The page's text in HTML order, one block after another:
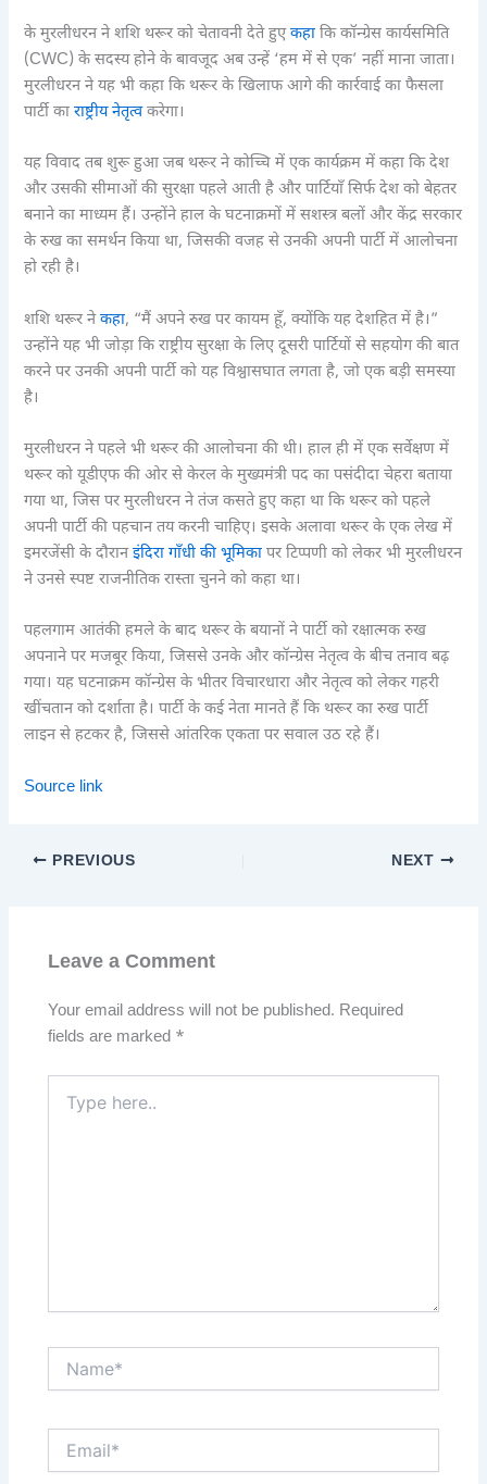
के मुरलीधरन ने शशि थरूर को चेतावनी देते हुएकहा कि कॉन्ग्रेस कार्यसमिति
(CWC) के सदस्य होने के बावजूद अब उन्हें ‘हम में से एक’ नहीं माना जाता।
मुरलीधरन ने यह भी कहा कि थरूर के खिलाफ आगे की कार्रवाई का फैसला
पार्टी काराष्ट्रीय नेतृत्वकरेगा।
यह विवाद तब शुरू हुआ जब थरूर ने कोच्चि में एक कार्यक्रम में कहा कि देश
और उसकी सीमाओं की सुरक्षा पहले आती है और पार्टियाँ सिर्फ देश को बेहतर
बनाने का माध्यम हैं। उन्होंने हाल के घटनाक्रमों में सशस्त्र बलों और केंद्र सरकार
के रुख का समर्थन किया था, जिसकी वजह से उनकी अपनी पार्टी में आलोचना
हो रही है।
शशि थरूर नेकहा, “मैं अपने रुख पर कायम हूँ, क्योंकि यह देशहित में है।”
उन्होंने यह भी जोड़ा कि राष्ट्रीय सुरक्षा के लिए दूसरी पार्टियों से सहयोग की बात
करने पर उनकी अपनी पार्टी को यह विश्वासघात लगता है, जो एक बड़ी समस्या
है।
मुरलीधरन ने पहले भी थरूर की आलोचना की थी। हाल ही में एक सर्वेक्षण में
थरूर को यूडीएफ की ओर से केरल के मुख्यमंत्री पद का पसंदीदा चेहरा बताया
गया था, जिस पर मुरलीधरन ने तंज कसते हुए कहा था कि थरूर को पहले
अपनी पार्टी की पहचान तय करनी चाहिए। इसके अलावा थरूर के एक लेख में
इमरजेंसी के दौरानइंदिरा गाँधी की भूमिका पर टिप्पणी को लेकर भी मुरलीधरन
ने उनसे स्पष्ट राजनीतिक रास्ता चुनने को कहा था।
पहलगाम आतंकी हमले के बाद थरूर के बयानों ने पार्टी को रक्षात्मक रुख
अपनाने पर मजबूर किया, जिससे उनके और कॉन्ग्रेस नेतृत्व के बीच तनाव बढ़
गया। यह घटनाक्रम कॉन्ग्रेस के भीतर विचारधारा और नेतृत्व को लेकर गहरी
खींचतान को दर्शाता है। पार्टी के कई नेता मानते हैं कि थरूर का रुख पार्टी
लाइन से हटकर है, जिससे आंतरिक एकता पर सवाल उठ रहे हैं।
Source link
PREVIOUS NEXT
Leave a Comment
Your email address will not be published. Required
fields are marked *
here..